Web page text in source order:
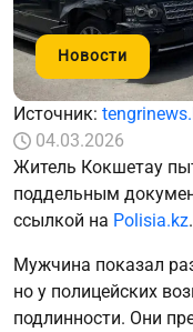
Новости
Источник:
04.03.2026
Житель Кокшетау
поддельным
ссылкой на Polisia.kz.
Мужчина показал
но у полицейских
подлинности. Они